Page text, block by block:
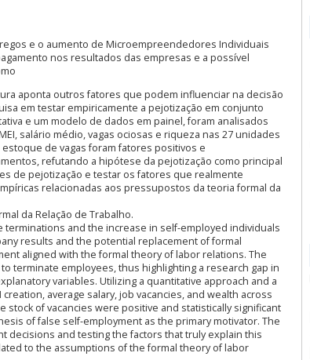
e o aumento de Microempreendedores Individuais
nos resultados das empresas e a possível
aponta outros fatores que podem influenciar na decisão
em testar empiricamente a pejotização em conjunto
e um modelo de dados em painel, foram analisados
salário médio, vagas ociosas e riqueza nas 27 unidades
de vagas foram fatores positivos e
refutando a hipótese da pejotização como principal
de pejotização e testar os fatores que realmente
relacionadas aos pressupostos da teoria formal da
da Relação de Trabalho.
terminations and the increase in self-employed individuals
results and the potential replacement of formal
aligned with the formal theory of labor relations. The
terminate employees, thus highlighting a research gap in
variables. Utilizing a quantitative approach and a
average salary, job vacancies, and wealth across
of vacancies were positive and statistically significant
of false self-employment as the primary motivator. The
decisions and testing the factors that truly explain this
to the assumptions of the formal theory of labor